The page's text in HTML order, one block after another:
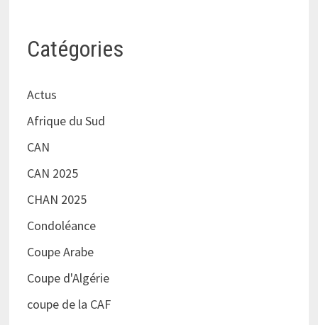
Catégories
Actus
Afrique du Sud
CAN
CAN 2025
CHAN 2025
Condoléance
Coupe Arabe
Coupe d'Algérie
coupe de la CAF